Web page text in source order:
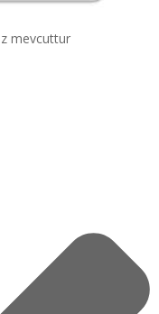
mevcuttur